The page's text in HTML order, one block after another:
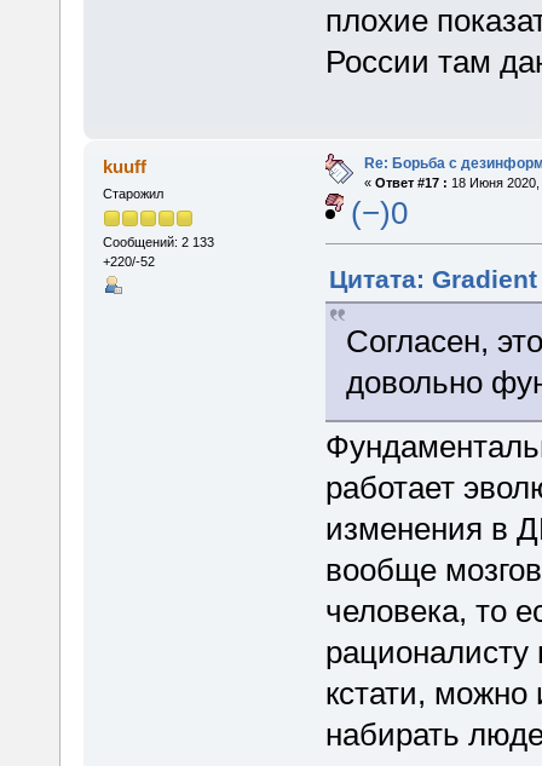
плохие
России там
kuuff
Старожил
Сообщений: 2 133
+220/-52
Re: Борьба с
« Ответ #17 : 18 Июня 2020,
(−)0
Цитата:
Согласен,
довольно
работает
изменения в
вообще
человека, то
рационалисту
кстати, можно
набирать